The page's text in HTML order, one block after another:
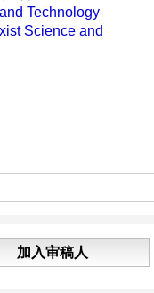
Technology
Science and
加入审稿人